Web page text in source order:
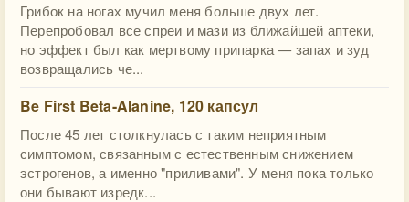
Грибок на ногах мучил меня больше двух лет.
Перепробовал все спреи и мази из ближайшей аптеки,
но эффект был как мертвому припарка — запах и зуд
возвращались че...
Be First Beta-Alanine, 120 капсул
После 45 лет столкнулась с таким неприятным
симптомом, связанным с естественным снижением
эстрогенов, а именно "приливами". У меня пока только
они бывают изредк...